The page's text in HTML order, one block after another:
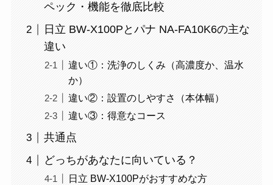
ペック・機能を徹底比較
日立 BW-X100Pとパナ NA-FA10K6の主な
違い
違い①：洗浄のしくみ（高濃度か、温水
か）
違い②：設置のしやすさ（本体幅）
違い③：得意なコース
共通点
どっちがあなたに向いている？
日立 BW-X100Pがおすすめな方